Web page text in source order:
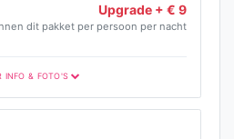
Upgrade + € 9
dit pakket per persoon per nacht
INFO & FOTO'S